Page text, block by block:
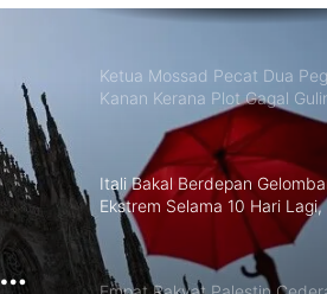
Makanan
Ketua Mossad Pecat Dua
Kanan Kerana Plot Gagal
Kerajaan Iran
Itali Bakal Berdepan
Ekstrem Selama 10 Hari Lagi,
Mencecah 48°C